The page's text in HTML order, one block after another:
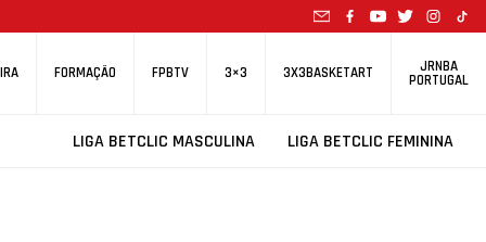
FORMAÇÃO FPBTV 3×3 3X3BASKETART JRNBA
PORTUGAL
LIGA BETCLIC MASCULINA LIGA BETCLIC FEMININA